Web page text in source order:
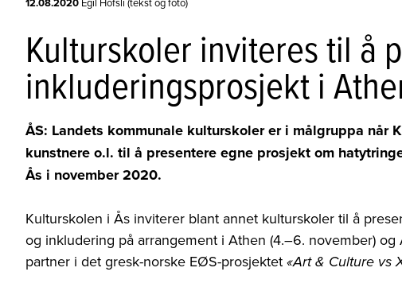
Kulturskoler inviteres til å
inkluderingsprosjekt i
ÅS: Landets kommunale kulturskoler er i målgruppa når
kunstnere o.l. til å presentere egne prosjekt om
Ås i november 2020.
Kulturskolen i Ås inviterer blant annet kulturskoler til å
og inkludering på arrangement i Athen (4.–6. november) og
partner i det gresk-norske EØS-prosjektet «Art & Culture vs